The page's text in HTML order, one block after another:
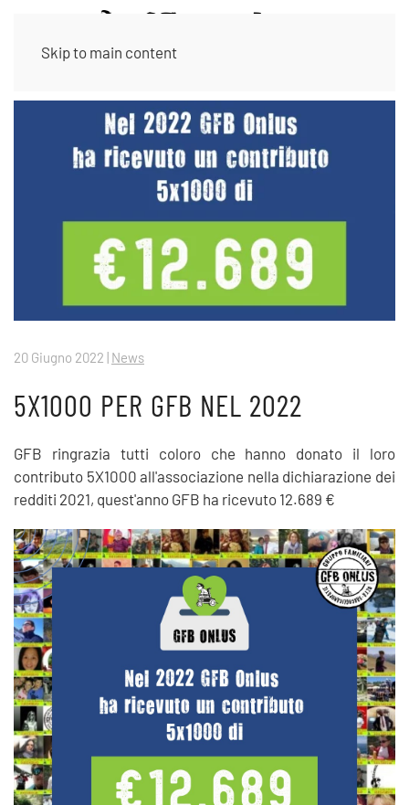
Skip to main content
20 Giugno 2022 | News
5X1000 PER GFB NEL 2022
GFB ringrazia tutti coloro che hanno donato il loro
contributo 5X1000 all'associazione nella dichiarazione dei
redditi 2021, quest'anno GFB ha ricevuto 12.689 €